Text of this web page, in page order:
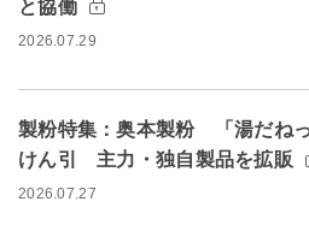
と協働
2026.07.29
製粉特集：奥本製粉 「湯だねっ
けん引 主力・独自製品を拡販
2026.07.27